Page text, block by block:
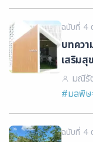
ฉบับที่ 4
บทคว
เสริมสุ
ระบา
มณีรั
#มลพิษ
ฉบับที่ 4